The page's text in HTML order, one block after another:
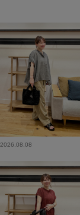
2026.08.08